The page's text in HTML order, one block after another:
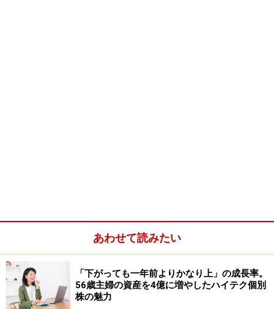
あわせて読みたい
「下がっても一年前よりかなり上」の成長率。
56歳主婦の資産を4億に増やしたハイテク個別
株の魅力